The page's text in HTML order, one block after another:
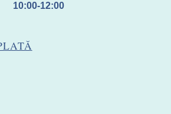
10:00-12:00